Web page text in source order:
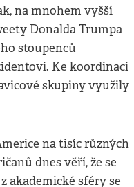
na mnohem vyšší
Donalda Trumpa
stoupenců
Ke koordinaci
skupiny využily
na tisíc různých
dnes věří, že se
akademické sféry se